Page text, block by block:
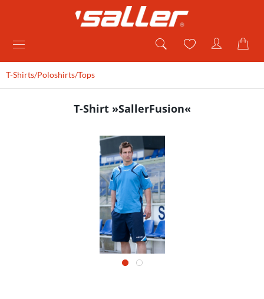
T-Shirts/Poloshirts/Tops
T-Shirt »SallerFusion«